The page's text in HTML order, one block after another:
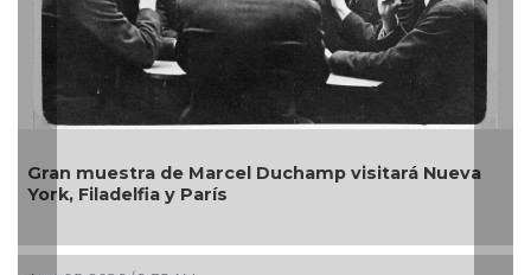
visitará Nueva
La galería Noyola Fernández